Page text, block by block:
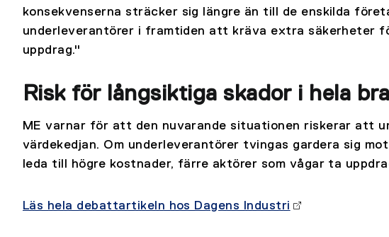
konsekvenserna sträcker sig längre än till de enskilda
underleverantörer i framtiden att kräva extra säkerheter
uppdrag."
Risk för långsiktiga skador i hela
ME varnar för att den nuvarande situationen riskerar att
värdekedjan. Om underleverantörer tvingas gardera sig
leda till högre kostnader, färre aktörer som vågar ta
Läs hela debattartikeln hos Dagens Industri